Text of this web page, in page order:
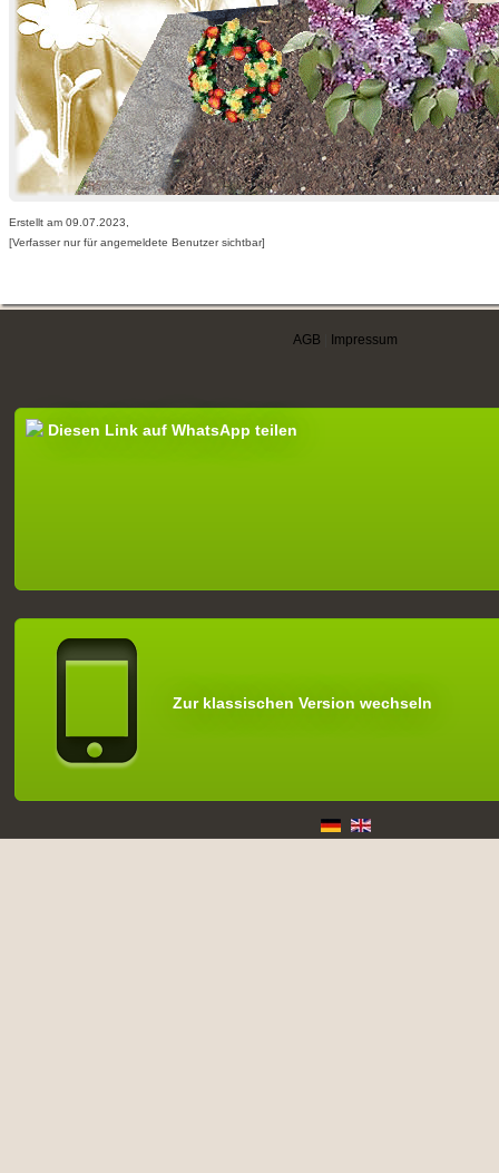
Erstellt am 09.07.2023,
[Verfasser nur für angemeldete Benutzer sichtbar]
AGB Impressum
Diesen Link auf WhatsApp teilen
Zur klassischen Version wechseln